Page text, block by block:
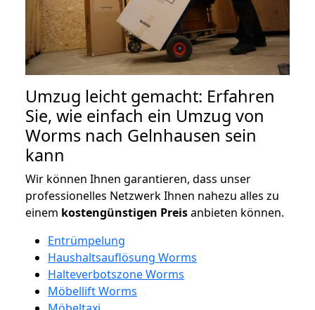
Umzug leicht gemacht: Erfahren
Sie, wie einfach ein Umzug von
Worms nach Gelnhausen sein
kann
Wir können Ihnen garantieren, dass unser
professionelles Netzwerk Ihnen nahezu alles zu
einem kostengünstigen Preisanbieten können.
Entrümpelung
Haushaltsauflösung Worms
Halteverbotszone Worms
Möbellift Worms